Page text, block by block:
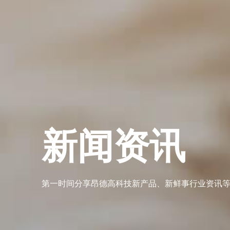
新闻资讯
第一时间分享昂德高科技新产品、新鲜事行业资讯